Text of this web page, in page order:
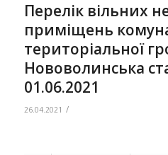
Перелік вільних
приміщень
територіальної
Нововолинська
01.06.2021
26.04.2021 /